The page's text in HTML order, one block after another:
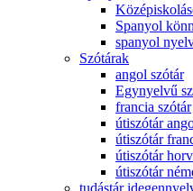
Spanyol
spanyol
Szótárak
angol szótár
Egynyelvű
francia szótár
útiszótár
útiszótár
útiszótár
útiszótár
tudástár